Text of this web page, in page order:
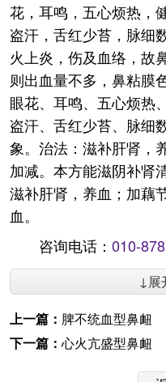
花，耳鸣，五心烦热，
盗汗，舌红少苔，脉细
火上炎，伤及血络，故
则出血量不多，鼻粘膜
眼花、耳鸣、五心烦热
盗汗、舌红少苔、脉细
象。治法：滋补肝肾，
加减。本方能滋阴补肾
滋补肝肾，养血；加藕
血。
咨询电话： 010-
↓展
上一篇： 脾不统血型鼻衄
下一篇： 心火亢盛型鼻衄